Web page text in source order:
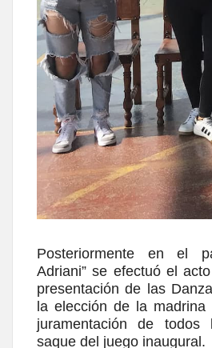
Posteriormente en el
Adriani” se efectuó el
presentación de las
la elección de la madrina
juramentación de
saque del juego inaugural.